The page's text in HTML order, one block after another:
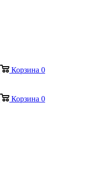
Корзина 0
Корзина 0